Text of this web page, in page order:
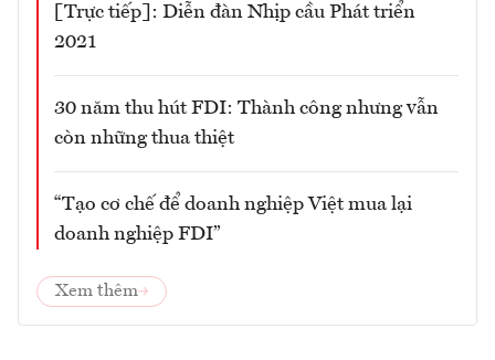
[Trực tiếp]: Diễn đàn Nhịp cầu Phát triển
2021
30 năm thu hút FDI: Thành công nhưng vẫn
còn những thua thiệt
“Tạo cơ chế để doanh nghiệp Việt mua lại
doanh nghiệp FDI”
Xem thêm